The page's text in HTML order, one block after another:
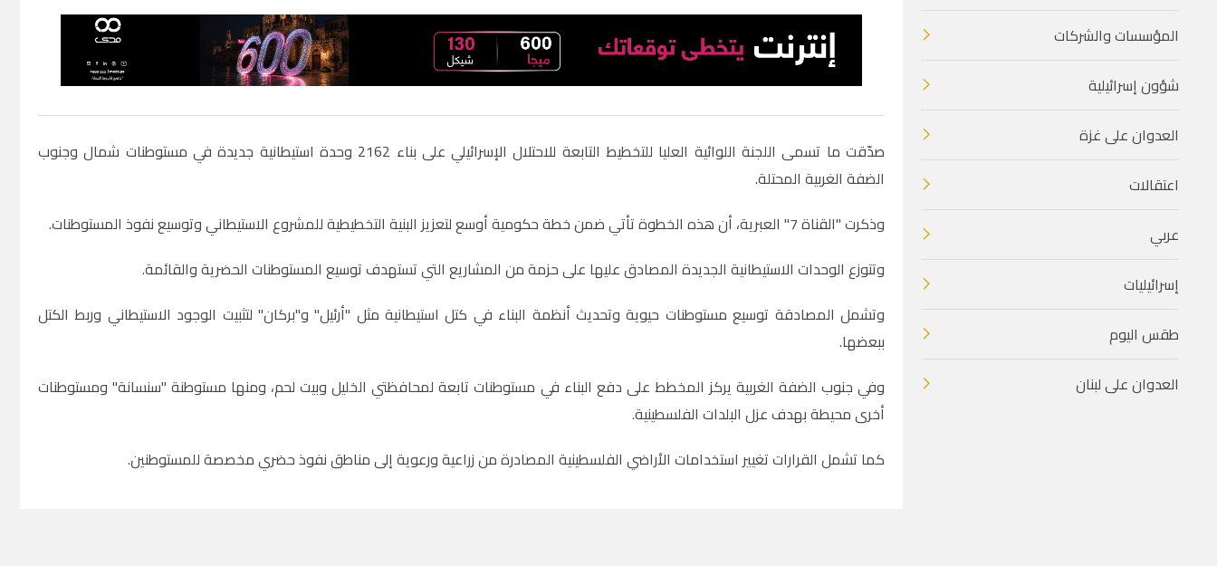
صدّقت ما تسمى اللجنة اللوائية العليا للتخطيط التابعة للاحتلال الإسرائيلي على بناء 2162 وحدة استيطانية جديدة في مستوطنات شمال وجنوب
الضفة الغربية المحتلة.
وذكرت "القناة 7" العبرية، أن هذه الخطوة تأتي ضمن خطة حكومية أوسع لتعزيز البنية التخطيطية للمشروع الاستيطاني وتوسيع نفوذ المستوطنات.
وتتوزع الوحدات الاستيطانية الجديدة المصادق عليها على حزمة من المشاريع التي تستهدف توسيع المستوطنات الحضرية والقائمة.
وتشمل المصادقة توسيع مستوطنات حيوية وتحديث أنظمة البناء في كتل استيطانية مثل "أرئيل" و"بركان" لتثبيت الوجود الاستيطاني وربط الكتل
ببعضها.
وفي جنوب الضفة الغربية يركز المخطط على دفع البناء في مستوطنات تابعة لمحافظتي الخليل وبيت لحم، ومنها مستوطنة "سنسانة" ومستوطنات
أخرى محيطة بهدف عزل البلدات الفلسطينية.
كما تشمل القرارات تغيير استخدامات الأراضي الفلسطينية المصادرة من زراعية ورعوية إلى مناطق نفوذ حضري مخصصة للمستوطنين.
المؤسسات والشركات
شؤون إسرائيلية
العدوان على غزة
اعتقالات
عربي
إسرائيليات
طقس اليوم
العدوان على لبنان